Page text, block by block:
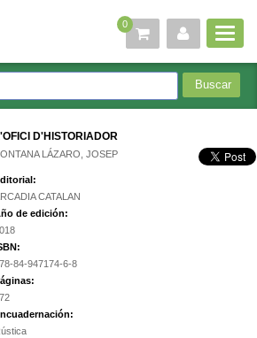
0
D'HISTORIADOR
LÁZARO, JOSEP
CATALAN
de edición:
84-947174-6-8